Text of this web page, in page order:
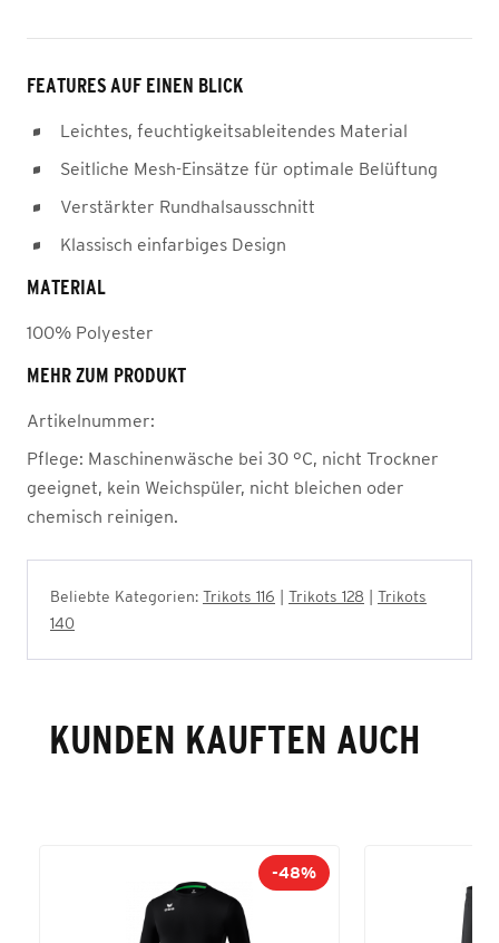
FEATURES AUF EINEN BLICK
Leichtes, feuchtigkeitsableitendes Material
Seitliche Mesh-Einsätze für optimale Belüftung
Verstärkter Rundhalsausschnitt
Klassisch einfarbiges Design
MATERIAL
100% Polyester
MEHR ZUM PRODUKT
Artikelnummer:
Pflege: Maschinenwäsche bei 30 °C, nicht Trockner
geeignet, kein Weichspüler, nicht bleichen oder
chemisch reinigen.
Beliebte Kategorien: Trikots 116 Trikots 128
Trikots
140
KUNDEN KAUFTEN AUCH
-48%